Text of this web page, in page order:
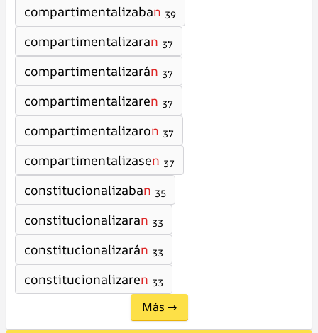
compartimentalizaban 39
compartimentalizaran 37
compartimentalizarán 37
compartimentalizaren 37
compartimentalizaron 37
compartimentalizasen 37
constitucionalizaban 35
constitucionalizaran 33
constitucionalizarán 33
constitucionalizaren 33
Más →